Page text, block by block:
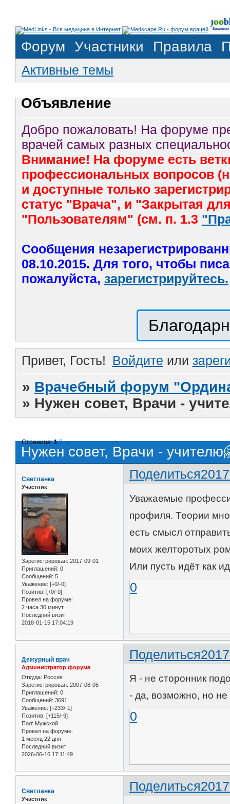
Форум Участники Правила
Активные темы
Объявление
Добро пожаловать! На форуме
врачей самых разных
Внимание! На форуме есть
профессиональных вопросов
и доступные только
статус "Врача", и "Закрытая
"Пользователям" (см. п. 1.3
Сообщения
08.10.2015. Для того, чтобы
пожалуйста, зарегистрируйтесь.
Привет, Гость! Войдите или
» Врачебный форум
» Нужен совет, Врачи -
Нужен совет, Врачи -
Страница:1 2 »
Поделиться
Светланка
Участник
Зарегистрирован: 2017-09-01
Приглашений: 0
Сообщений: 5
Уважение: [+0/-0]
Позитив: [+0/-0]
Провел на форуме:
2 часа 30 минут
Последний визит:
2018-01-15 17:04:19
Уважаемые
профиля. Теории
есть смысл
моих желторотых
Или пусть идёт как
0
Поделиться
Дежурный врач
Администратор форума
Откуда: Россия
Зарегистрирован: 2007-08-05
Приглашений: 0
Сообщений: 3691
Уважение: [+233/-1]
Позитив: [+115/-9]
Пол: Мужской
Провел на форуме:
1 месяц 22 дня
Последний визит:
2026-06-16 17:11:49
Я - не сторонник
- да, возможно, но не
0
Поделиться
Светланка
Участник